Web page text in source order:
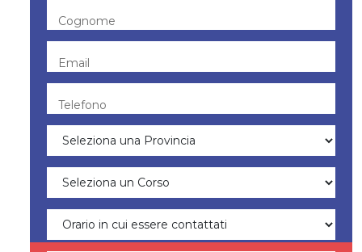
Cognome
Email
Telefono